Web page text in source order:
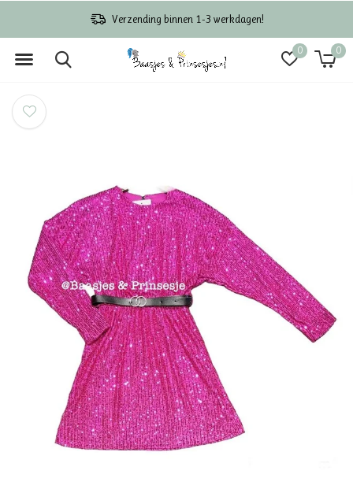
0 0
Verzending binnen 1-3 werkdagen!